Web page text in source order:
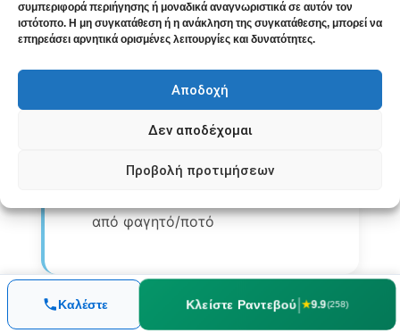
συμπεριφορά περιήγησης ή μοναδικά αναγνωριστικά σε αυτόν τον
ιστότοπο. Η μη συγκατάθεση ή η ανάκληση της συγκατάθεσης, μπορεί να
επηρεάσει αρνητικά ορισμένες λειτουργίες και δυνατότητες.
Αποδοχή
Δεν αποδέχομαι
Προβολή προτιμήσεων
οθόνες
Cocculus: Το κλασικό φάρμακο για
motion sickness – ιδανικά πριν το
από φαγητό/ποτό
Καλέστε Κλείστε Ραντεβού| ★9.9(258)